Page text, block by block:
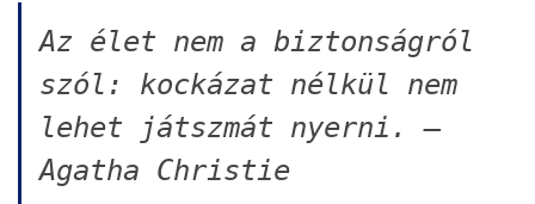
Az élet nem a biztonságról
szól: kockázat nélkül nem
lehet játszmát nyerni. –
Agatha Christie